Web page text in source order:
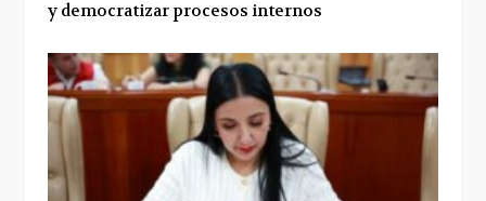
y democratizar procesos internos